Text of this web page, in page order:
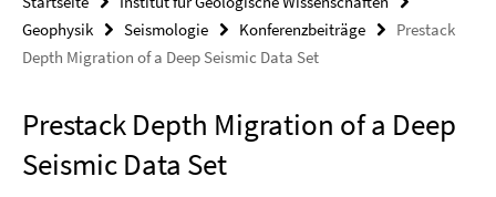
Geophysik
Seismologie Konferenzbeiträge
Prestack
Depth Migration of a Deep Seismic Data Set
Prestack Depth Migration of a Deep
Seismic Data Set